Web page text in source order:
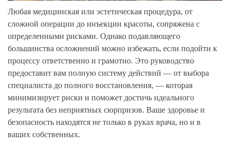
Любая медицинская или эстетическая процедура, от
сложной операции до инъекции красоты, сопряжена с
определенными рисками. Однако подавляющего
большинства осложнений можно избежать, если подойти к
процессу ответственно и грамотно. Это руководство
предоставит вам полную систему действий — от выбора
специалиста до полного восстановления, — которая
минимизирует риски и поможет достичь идеального
результата без неприятных сюрпризов. Ваше здоровье и
безопасность находятся не только в руках врача, но и в
ваших собственных.